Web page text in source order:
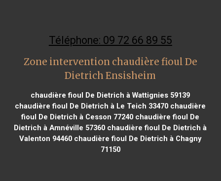
Téléphone: 09 72 66 89 55
Zone intervention chaudière fioul De
Dietrich Ensisheim
chaudière fioul De Dietrich à Wattignies 59139
chaudière fioul De Dietrich à Le Teich 33470 chaudière
fioul De Dietrich à Cesson 77240 chaudière fioul De
Dietrich à Amnéville 57360 chaudière fioul De Dietrich à
Valenton 94460 chaudière fioul De Dietrich à Chagny
71150